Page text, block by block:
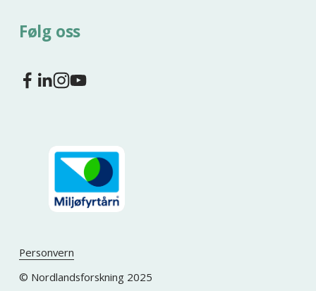
Følg oss
Personvern
© Nordlandsforskning 2025